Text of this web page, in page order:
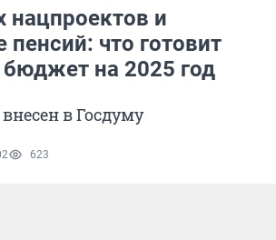
нацпроектов и
что готовит
на 2025 год
в Госдуму
623